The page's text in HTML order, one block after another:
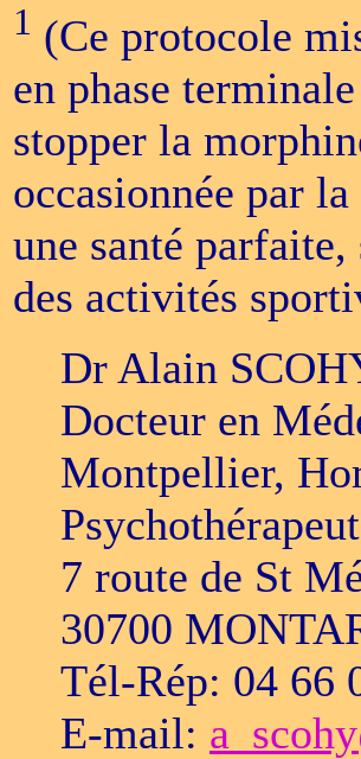
1 (Ce protocole
en phase
stopper la
occasionnée par
une santé
des activités
Dr Alain
Docteur en
Montpellier,
7 route de St
30700
Tél-Rép: 04 66
E-mail: